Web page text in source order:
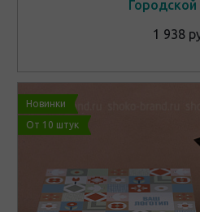
Городской
1 938
Новинки
От 10 штук